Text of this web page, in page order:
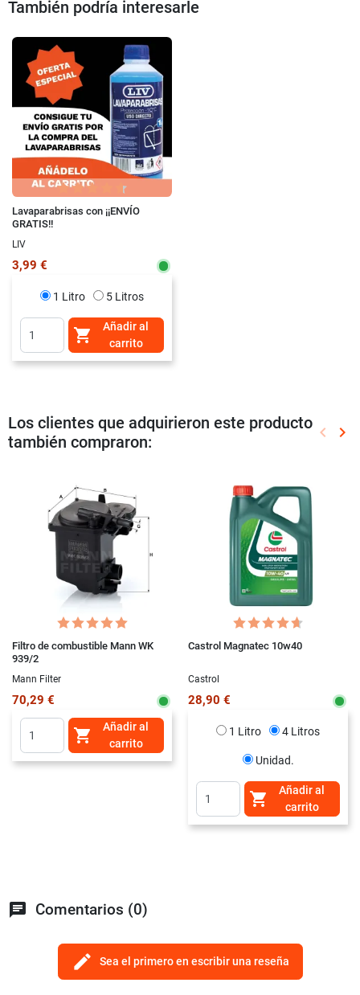
También podría interesarle
Lavaparabrisas con ¡¡ENVÍO
GRATIS!!
LIV
3,99 €
1 Litro 5 Litros

Añadir al
carrito
Los clientes que adquirieron este producto
también compraron:
keyboard_arrow_left keyboard_arrow_right
Filtro de combustible Mann WK
939/2
Mann Filter
70,29 €

Añadir al
carrito
Castrol Magnatec 10w40
Castrol
28,90 €
1 Litro 4 Litros
Unidad.

Añadir al
carrito
chat Comentarios (0)
edit Sea el primero en escribir una reseña